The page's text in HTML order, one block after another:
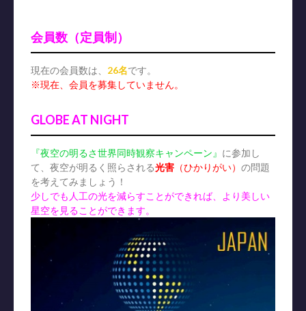
会員数（定員制）
現在の会員数は、 26名です。
※現在、会員を募集していません。
GLOBE AT NIGHT
『夜空の明るさ世界同時観察キャンペーン』 に参加し
て、夜空が明るく照らされる光害 （ひかりがい） の問題
を考えてみましょう！
少しでも人工の光を減らすことができれば、より美しい
星空を見ることができます。